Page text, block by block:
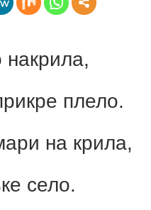
накрила,
плело.
на крила,
село.